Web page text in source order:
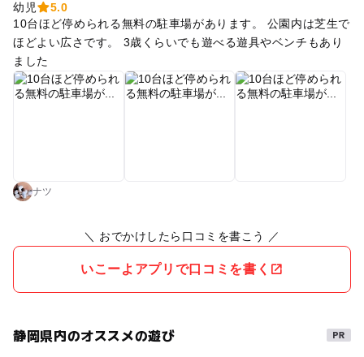
幼児
5.0
10台ほど停められる無料の駐車場があります。 公園内は芝生で
ほどよい広さです。 3歳くらいでも遊べる遊具やベンチもあり
ました
ナツ
＼ おでかけしたら口コミを書こう ／
いこーよアプリで口コミを書く
静岡県内のオススメの遊び